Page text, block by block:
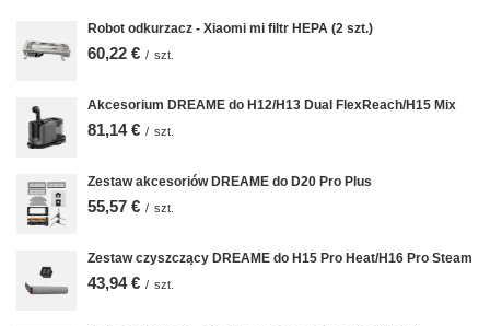
Robot odkurzacz - Xiaomi mi filtr HEPA (2 szt.)
60,22 € / szt.
Akcesorium DREAME do H12/H13 Dual FlexReach/H15 Mix
81,14 € / szt.
Zestaw akcesoriów DREAME do D20 Pro Plus
55,57 € / szt.
Zestaw czyszczący DREAME do H15 Pro Heat/H16 Pro Steam
43,94 € / szt.